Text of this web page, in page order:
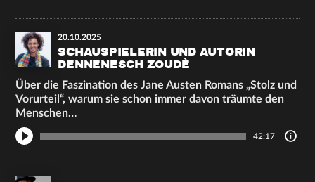
20.10.2025
SCHAUSPIELERIN UND AUTORIN
DENNENESCH ZOUDÈ
Über die Faszination des Jane Austen Romans „Stolz und
Vorurteil“, warum sie schon immer davon träumte den
Menschen…
42:17